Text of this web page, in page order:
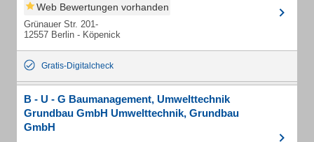
Web Bewertungen vorhanden
Grünauer Str. 201-
12557 Berlin - Köpenick
Gratis-Digitalcheck
B - U - G Baumanagement, Umwelttechnik
Grundbau GmbH Umwelttechnik, Grundbau
GmbH